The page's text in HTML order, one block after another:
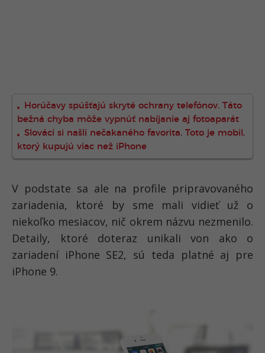
Horúčavy spúšťajú skryté ochrany telefónov. Táto
bežná chyba môže vypnúť nabíjanie aj fotoaparát
Slováci si našli nečakaného favorita. Toto je mobil,
ktorý kupujú viac než iPhone
V podstate sa ale na profile pripravovaného
zariadenia, ktoré by sme mali vidieť už o
niekoľko mesiacov, nič okrem názvu nezmenilo.
Detaily, ktoré doteraz unikali von ako o
zariadení iPhone SE2, sú teda platné aj pre
iPhone 9.